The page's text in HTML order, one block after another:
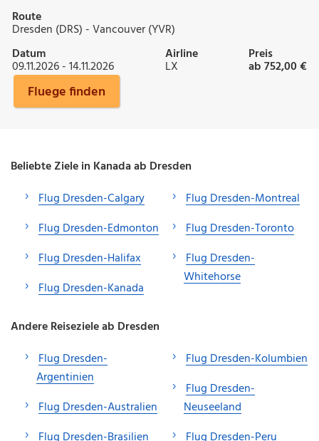
Route
Dresden (DRS) - Vancouver (YVR)
Datum
09.11.2026 - 14.11.2026
Airline
LX
Preis
ab 752,00 €
Fluege finden
Beliebte Ziele in Kanada ab Dresden
Flug Dresden-Calgary
Flug Dresden-Edmonton
Flug Dresden-Halifax
Flug Dresden-Kanada
Flug Dresden-Montreal
Flug Dresden-Toronto
Flug Dresden-
Whitehorse
Andere Reiseziele ab Dresden
Flug Dresden-
Argentinien
Flug Dresden-Australien
Flug Dresden-Kolumbien
Flug Dresden-
Neuseeland